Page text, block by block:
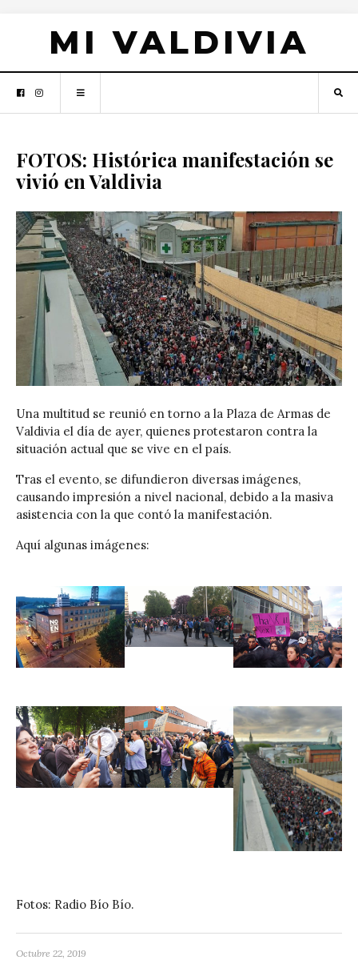
MI VALDIVIA
FOTOS: Histórica manifestación se
vivió en Valdivia
Una multitud se reunió en torno a la Plaza de Armas de
Valdivia el día de ayer, quienes protestaron contra la
situación actual que se vive en el país.
Tras el evento, se difundieron diversas imágenes,
causando impresión a nivel nacional, debido a la masiva
asistencia con la que contó la manifestación.
Aquí algunas imágenes:
Fotos: Radio Bío Bío.
Octubre 22, 2019